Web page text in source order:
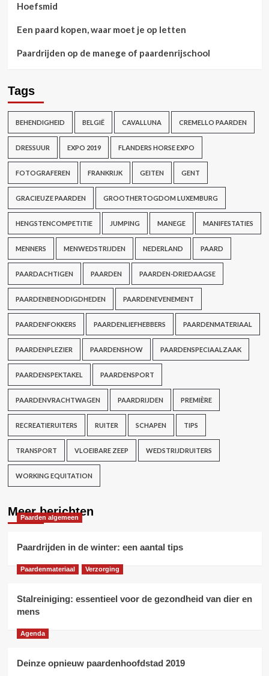
Hoefsmid
Een paard kopen, waar moet je op letten
Paardrijden op de manege of paardenrijschool
Tags
BEHENDIGHEID BELGIË CAVALLUNA CREMELLO PAARDEN
DRESSUUR EXPO 2019 FLANDERS HORSE EXPO
FOTOGRAFEREN FRANKRIJK GEITEN GENT
GRACIEUZE PAARDEN GROOTHERTOGDOM LUXEMBURG
HENGSTENCOMPETITIE JUMPING MANEGE MANIFESTATIES
MENNERS MENWEDSTRIJDEN NEDERLAND PAARD
PAARDACHTIGEN PAARDEN PAARDEN-DRIEDAAGSE
PAARDENBENODIGDHEDEN PAARDENEVENEMENT
PAARDENFOKKERS PAARDENLIEFHEBBERS PAARDENMATERIAAL
PAARDENPLEZIER PAARDENSHOW PAARDENSPECIAALZAAK
PAARDENSPEKTAKEL PAARDENSPORT
PAARDENVRACHTWAGEN PAARDRIJDEN PREMIÈRE
RECREATIERUITERS RUITER SCHAPEN TIPS
TRANSPORT VLOEIBARE ZEEP WEDSTRIJDRUITERS
WORKING EQUITATION
Meer berichten
Paarden algemeen
Paardrijden in de winter: een aantal tips
Paardenmateriaal Verzorging
Stalreiniging: essentieel voor de gezondheid van dier en
mens
Agenda
Deinze opnieuw paardenhoofdstad 2019